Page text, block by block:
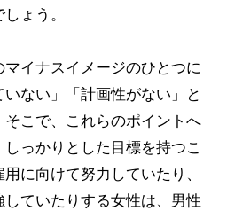
ょう。
イナスイメージのひとつに
いない」「計画性がない」と
こで、これらのポイントへ
っかりとした目標を持つこ
に向けて努力していたり、
ていたりする女性は、男性